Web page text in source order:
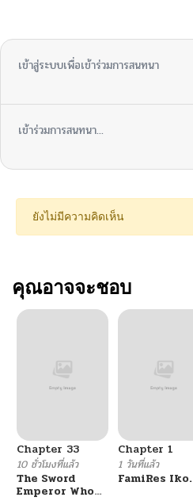
เข้าสู่ระบบเพื่อเข้าร่วมการสนทนา
เข้าร่วมการสนทนา...
ยังไม่มีความคิดเห็น
คุณอาจจะชอบ
Chapter 33
10 ชั่วโมงที่แล้ว
The Sword
Emperor Who
Chapter 1
1 วันที่แล้ว
FamiRes Iko.